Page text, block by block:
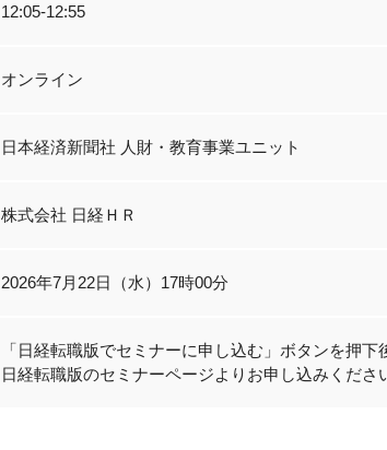
12:05-12:55
オンライン
日本経済新聞社 人財・教育事業ユニット
株式会社 日経ＨＲ
2026年7月22日（水）17時00分
「日経転職版でセミナーに申し込む」ボタンを押
日経転職版のセミナーページよりお申し込みくださ